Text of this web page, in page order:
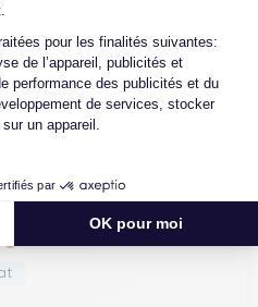
pour les finalités suivantes:
de l’appareil, publicités et
performance des publicités et du
de services, stocker
un appareil.
par
OK pour moi
consent
13 (2020) - Apple M1 8...
Air 13 (2020) - Apple M1 8...